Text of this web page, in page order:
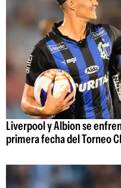
Liverpool y Albion se
primera fecha del Torneo